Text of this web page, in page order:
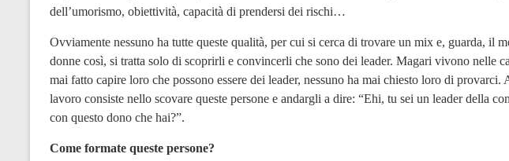
dell’umorismo, obiettività, capacità di prendersi dei rischi…
Ovviamente nessuno ha tutte queste qualità, per cui si cerca di trovare un mix e, guarda, il
donne così, si tratta solo di scoprirli e convincerli che sono dei leader. Magari vivono nelle
mai fatto capire loro che possono essere dei leader, nessuno ha mai chiesto loro di provarci.
lavoro consiste nello scovare queste persone e andargli a dire: “Ehi, tu sei un leader della
con questo dono che hai?”.
Come formate queste persone?